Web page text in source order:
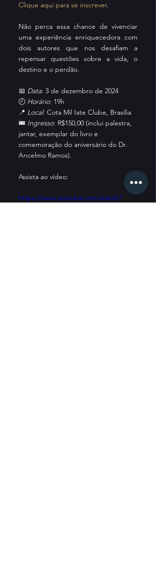
Clique aqui para se inscrever.
Não perca essa chance de vivenciar
uma experiência enriquecedora com
dois autores que nos desafiam a
repensar questões sobre a vida, o
destino e o perdão.
📅 Data: 3 de dezembro de 2024
🕗 Horário: 19h
📍 Local: Cota Mil Iate Clube, Brasília
🎟️ Ingresso: R$150,00 (inclui palestra,
jantar, exemplar do livro e
comemoração do aniversário do Dr.
Ancelmo Ramos).
Assista ao vídeo:
https://www.youtube.com/watch?